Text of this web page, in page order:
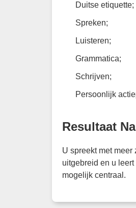
Duitse etiquette;
Spreken;
Luisteren;
Grammatica;
Schrijven;
Persoonlijk
Resultaat
U spreekt met
uitgebreid en u
mogelijk centraal.